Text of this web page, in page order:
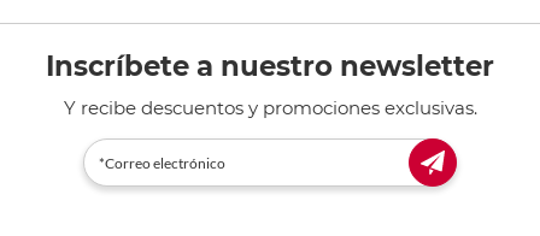
Inscríbete a nuestro newsletter
Y recibe descuentos y promociones exclusivas.